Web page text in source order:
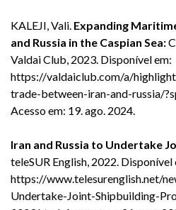
KALEJI, Vali. Expanding
and Russia in the Caspian Sea:
Valdai Club, 2023. Disponível em:
https://valdaiclub.com/a/
trade-between-iran-and-russia/
Acesso em: 19. ago. 2024.
Iran and Russia to Undertake
teleSUR English, 2022. Disponível
https://www.telesurenglish.net/
Undertake-Joint-Shipbuilding-